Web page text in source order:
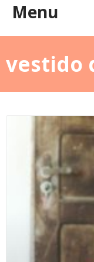
Menu
vestido